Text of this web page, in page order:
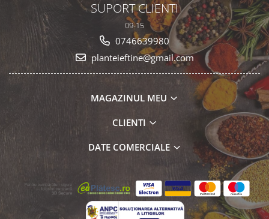
SUPORT CLIENTI
09-15
0746639980
planteieftine@gmail.com
MAGAZINUL MEU
CLIENTI
DATE COMERCIALE